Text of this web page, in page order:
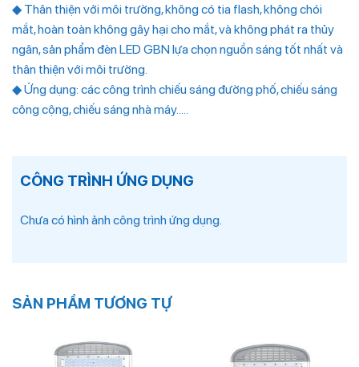
◆ Thân thiện với môi trường, không có tia flash, không chói
mắt, hoàn toàn không gây hại cho mắt, và không phát ra thủy
ngân, sản phẩm đèn LED GBN lựa chọn nguồn sáng tốt nhất và
thân thiện với môi trường.
◆ Ứng dụng: các công trình chiếu sáng đường phố, chiếu sáng
công cộng, chiếu sáng nhà máy…..
CÔNG TRÌNH ỨNG DỤNG
Chưa có hình ảnh công trình ứng dụng.
SẢN PHẨM TƯƠNG TỰ